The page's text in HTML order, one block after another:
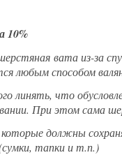
10%
вата из-за
любым способом
линять, что
При этом сама
которые должны
тапки и т.п.)